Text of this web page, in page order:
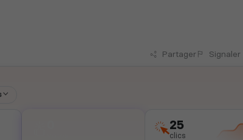
Partager Signaler
25
clics